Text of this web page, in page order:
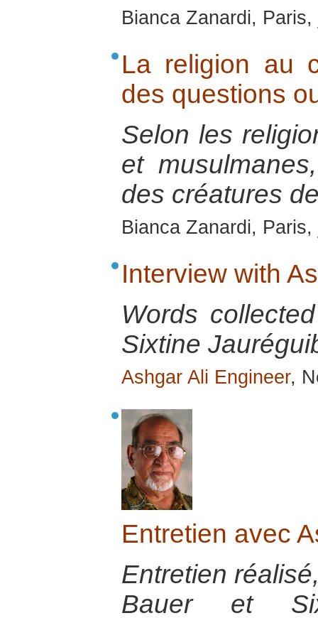
Bianca Zanardi,
La religion au
des questions
Selon les
et
des créatures
Bianca Zanardi,
Interview with
Words
Sixtine
Ashgar Ali Engineer,
Entretien avec
Entretien
Bauer et